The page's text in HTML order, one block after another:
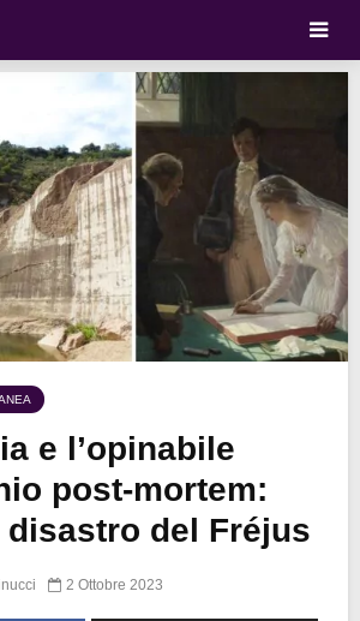
e l’opinabile
post-mortem:
disastro del Fréjus
2 Ottobre 2023